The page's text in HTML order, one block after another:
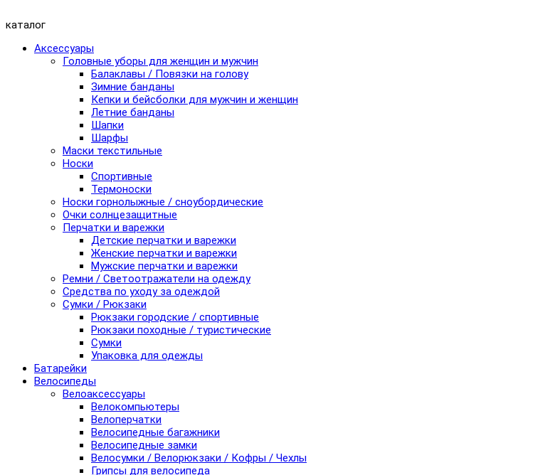
каталог
Аксессуары
Головные уборы для женщин и мужчин
Балаклавы / Повязки на голову
Зимние банданы
Кепки и бейсболки для мужчин и женщин
Летние банданы
Шапки
Шарфы
Маски текстильные
Носки
Спортивные
Термоноски
Носки горнолыжные / сноубордические
Очки солнцезащитные
Перчатки и варежки
Детские перчатки и варежки
Женские перчатки и варежки
Мужские перчатки и варежки
Ремни / Светоотражатели на одежду
Средства по уходу за одеждой
Сумки / Рюкзаки
Рюкзаки городские / спортивные
Рюкзаки походные / туристические
Сумки
Упаковка для одежды
Батарейки
Велосипеды
Велоаксессуары
Велокомпьютеры
Велоперчатки
Велосипедные багажники
Велосипедные замки
Велосумки / Велорюкзаки / Кофры / Чехлы
Грипсы для велосипеда